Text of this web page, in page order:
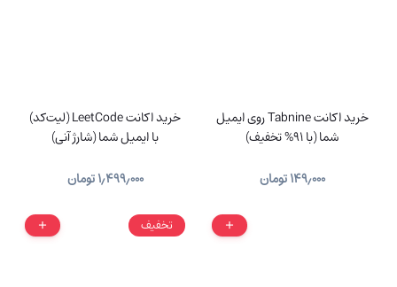
خرید اکانت Tabnine روی ایمیل
شما (با 91% تخفیف)
۱۴۹٫۰۰۰تومان
خرید اکانت LeetCode (لیت‌کد)
با ایمیل شما (شارژ آنی)
۱٫۴۹۹٫۰۰۰تومان
تخفیف